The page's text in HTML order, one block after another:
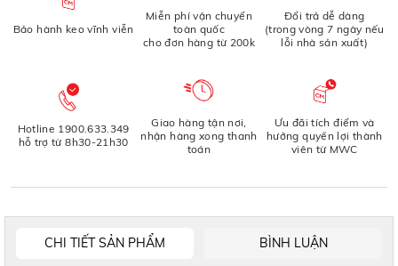
Bảo hành keo vĩnh viễn
Miễn phí vận chuyển
toàn quốc
cho đơn hàng từ 200k
Đổi trả dễ dàng
(trong vòng 7 ngày nếu
lỗi nhà sản xuất)
Hotline 1900.633.349
hỗ trợ từ 8h30-21h30
Giao hàng tận nơi,
nhận hàng xong thanh
toán
Ưu đãi tích điểm và
hưởng quyền lợi thành
viên từ MWC
CHI TIẾT SẢN PHẨM BÌNH LUẬN